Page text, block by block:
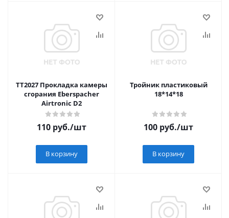
TT2027 Прокладка камеры
сгорания Eberspacher
Airtronic D2
110 руб./шт
В корзину
Тройник пластиковый
18*14*18
100 руб./шт
В корзину